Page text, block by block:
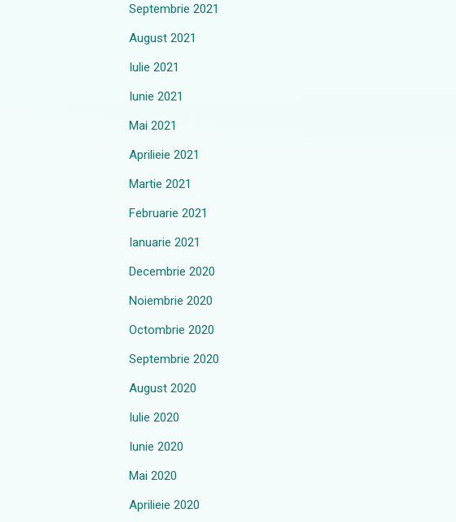
Septembrie 2021
August 2021
Iulie 2021
Iunie 2021
Mai 2021
Aprilieie 2021
Martie 2021
Februarie 2021
Ianuarie 2021
Decembrie 2020
Noiembrie 2020
Octombrie 2020
Septembrie 2020
August 2020
Iulie 2020
Iunie 2020
Mai 2020
Aprilieie 2020